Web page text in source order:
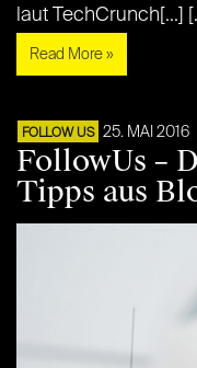
laut TechCrunch[...]
Read More »
FOLLOW US 25. MAI 2016
FollowUs –
Tipps aus